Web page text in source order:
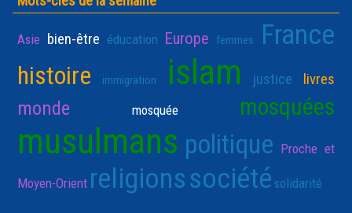
Asie bien-être éducation Europe femmes France
histoire immigration islam justice livres
monde mosquée mosquées
musulmans politique Proche et
Moyen-Orient religionssociété solidarité